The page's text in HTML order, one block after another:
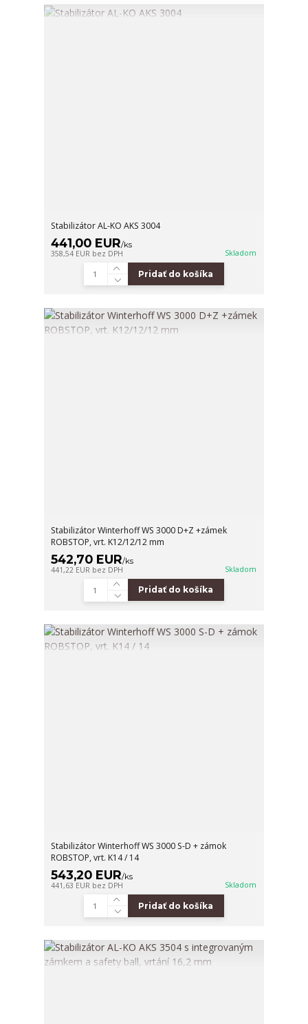
Stabilizátor AL-KO AKS 3004
441,00 EUR/ks
358,54 EUR bez DPH Skladom
Pridať do košíka
Stabilizátor Winterhoff WS 3000 D+Z +zámek
ROBSTOP, vrt. K12/12/12 mm
542,70 EUR/ks
441,22 EUR bez DPH Skladom
Pridať do košíka
Stabilizátor Winterhoff WS 3000 S-D + zámok
ROBSTOP, vrt. K14 / 14
543,20 EUR/ks
441,63 EUR bez DPH Skladom
Pridať do košíka